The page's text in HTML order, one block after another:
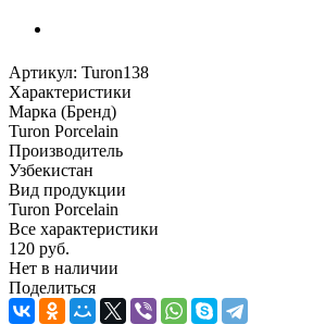
Артикул: Turon138
Характеристики
Марка (Бренд)
Turon Porcelain
Производитель
Узбекистан
Вид продукции
Turon Porcelain
Все характеристики
120 руб.
Нет в наличии
Поделиться